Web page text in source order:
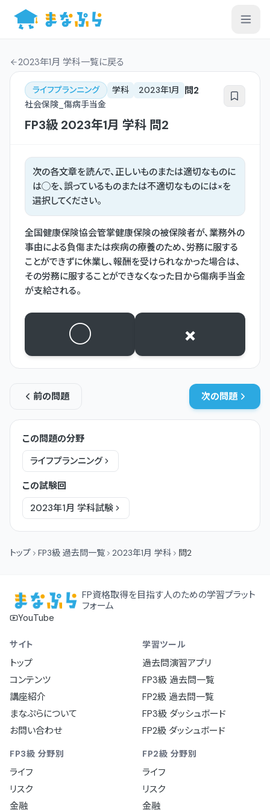
2023年1月 学科一覧に戻る
ライフプランニング 学科 2023年1月 問2
社会保険_傷病手当金
FP3級 2023年1月 学科 問2
次の各文章を読んで、正しいものまたは適切なものに
は◯を、誤っているものまたは不適切なものには×を
選択してください。
全国健康保険協会管掌健康保険の被保険者が、業務外の
事由による負傷または疾病の療養のため、労務に服する
ことができずに休業し、報酬を受けられなかった場合は、
その労務に服することができなくなった日から傷病手当金
が支給される。
○ ×
前の問題 次の問題
この問題の分野
ライフプランニング
この試験回
2023年1月 学科試験
トップ FP3級 過去問一覧 2023年1月 学科 問2
FP資格取得を目指す人のための学習プラット
フォーム
YouTube
サイト
トップ
コンテンツ
講座紹介
まなぷらについて
お問い合わせ
学習ツール
過去問演習アプリ
FP3級 過去問一覧
FP2級 過去問一覧
FP3級 ダッシュボード
FP2級 ダッシュボード
FP3級 分野別
ライフ
リスク
金融
FP2級 分野別
ライフ
リスク
金融